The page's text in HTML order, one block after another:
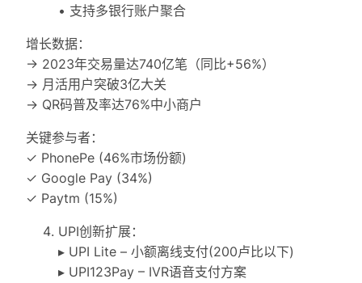
• 支持多银行账户聚合
增长数据：
→ 2023年交易量达740亿笔（同比+56%）
→ 月活用户突破3亿大关
→ QR码普及率达76%中小商户
关键参与者：
✓ PhonePe (46%市场份额)
✓ Google Pay (34%)
✓ Paytm (15%)
UPI创新扩展：
▸ UPI Lite – 小额离线支付(200卢比以下)
▸ UPI123Pay – IVR语音支付方案